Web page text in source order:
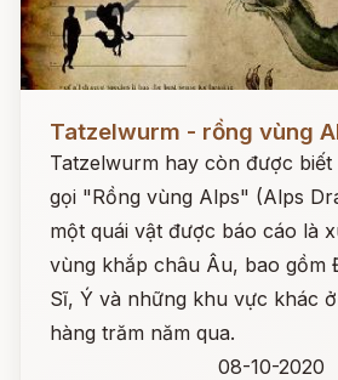
Tatzelwurm - rồng vùng
Tatzelwurm hay còn được
gọi "Rồng vùng Alps" (Alps
một quái vật được báo cáo là
vùng khắp châu Âu, bao gồm
Sĩ, Ý và những khu vực khác
hàng trăm năm qua.
08-10-2020